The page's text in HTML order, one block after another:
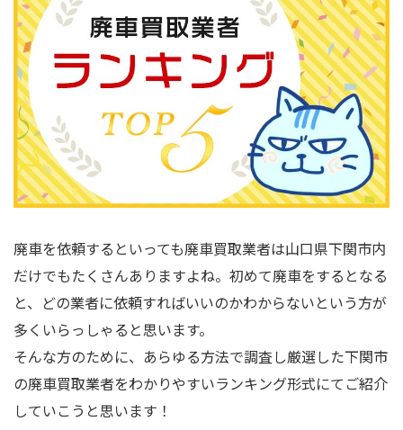
廃車を依頼するといっても廃車買取業者は山口県下関市内
だけでもたくさんありますよね。初めて廃車をするとなる
と、どの業者に依頼すればいいのかわからないという方が
多くいらっしゃると思います。
そんな方のために、あらゆる方法で調査し厳選した下関市
の廃車買取業者をわかりやすいランキング形式にてご紹介
していこうと思います！